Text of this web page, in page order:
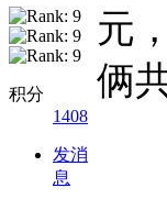
积分
1408
发消
息
元
俩